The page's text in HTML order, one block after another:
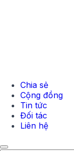
Chia sẻ
Cộng đồng
Tin tức
Đối tác
Liên hệ